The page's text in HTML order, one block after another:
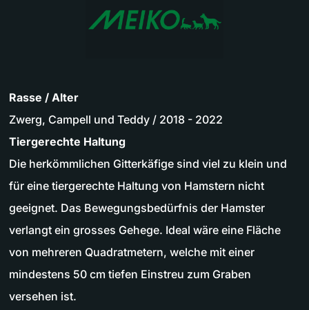
Rasse / Alter
Zwerg, Campell und Teddy / 2018 - 2022
Tiergerechte Haltung
Die herkömmlichen Gitterkäfige sind viel zu klein und
für eine tiergerechte Haltung von Hamstern nicht
geeignet. Das Bewegungsbedürfnis der Hamster
verlangt ein grosses Gehege. Ideal wäre eine Fläche
von mehreren Quadratmetern, welche mit einer
mindestens 50 cm tiefen Einstreu zum Graben
versehen ist.